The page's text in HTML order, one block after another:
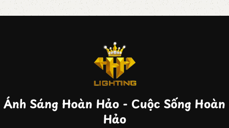
Ánh Sáng Hoàn Hảo - Cuộc Sống Hoàn
Hảo